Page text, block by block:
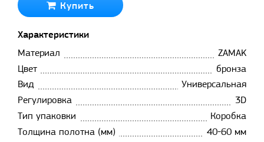
Купить
Характеристики
Материал
ZAMAK
Цвет
бронза
Вид
Универсальная
Регулировка
3D
Тип упаковки
Коробка
Толщина полотна (мм)
40-60 мм